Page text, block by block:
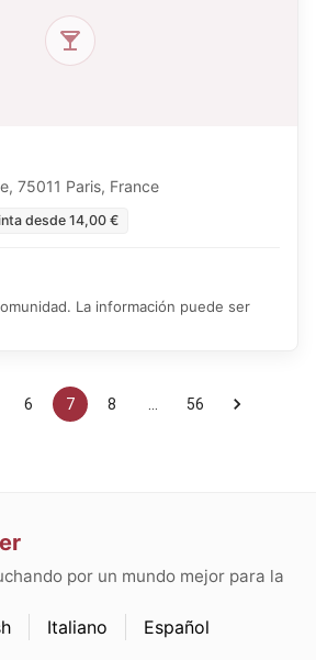
75011 Paris, France
desde 14,00 €
La información puede ser
6 7 8 56
por un mundo mejor para la
Italiano Español